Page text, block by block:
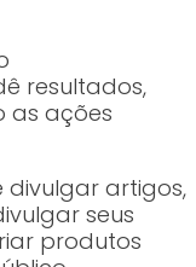
resultados,
as ações
divulgar artigos,
seus
produtos